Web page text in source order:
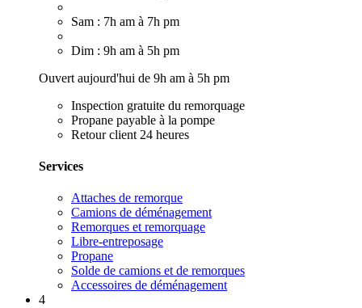
Sam : 7h am à 7h pm
Dim : 9h am à 5h pm
Ouvert aujourd'hui de 9h am à 5h pm
Inspection gratuite du remorquage
Propane payable à la pompe
Retour client 24 heures
Services
Attaches de remorque
Camions de déménagement
Remorques et remorquage
Libre-entreposage
Propane
Solde de camions et de remorques
Accessoires de déménagement
4